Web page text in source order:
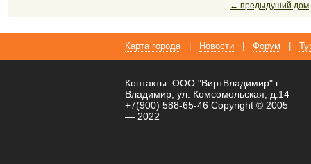
← предыдуший дом
Карта города Новости Форум
Контакты: ООО "ВиртВладимир" г.
Владимир, ул. Комсомольская, д.14
+7(900) 588-65-46 Copyright © 2005
— 2022